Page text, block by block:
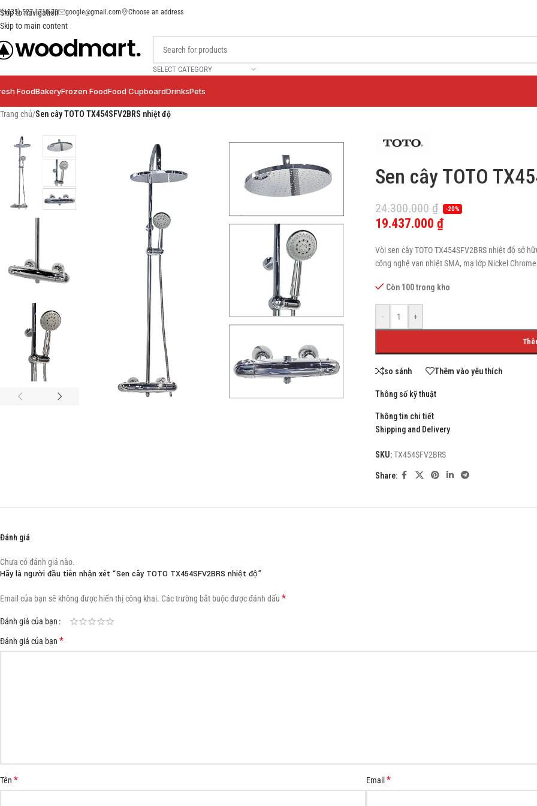
Skip to navigation
Skip to main content
(+035) 527-1710-70 google@gmail.com Choose an address
SELECT CATEGORY
FoodBakeryFrozen FoodFood CupboardDrinksPets
SHOP LAYOUTS
Filters area
AJAX Shop
Hidden sidebar
No page heading
Small categories menu
Products list view
With background
Trang chủ/Sen cây TOTO TX454SFV2BRS nhiệt độ
Sen cây TOTO
24.300.000₫ -20%
19.437.000 ₫
Vòi sen cây TOTO TX454SFV2BRS nhiệt độ sở
công nghệ van nhiệt SMA, mạ lớp Nickel
Còn 100 trong kho
- +
so sánh Thêm vào yêu thích
Thông số kỹ thuật
Thông tin chi tiết
Shipping and Delivery
SKU:TX454SFV2BRS
Share:
Đánh giá
Chưa có đánh giá nào.
Hãy là người đầu tiên nhận xét “Sen cây TOTO TX454SFV2BRS nhiệt độ”
Email của bạn sẽ không được hiển thị công khai. Các trường bắt buộc được đánh dấu *
Đánh giá của bạn
Đánh giá của bạn *
Tên * Email *